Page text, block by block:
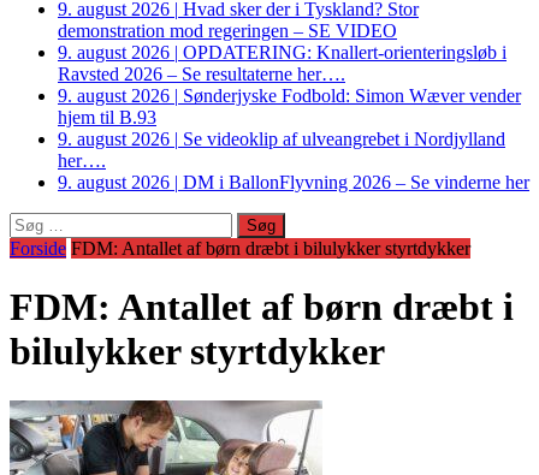
9. august 2026 | Hvad sker der i Tyskland? Stor
demonstration mod regeringen – SE VIDEO
9. august 2026 | OPDATERING: Knallert-orienteringsløb i
Ravsted 2026 – Se resultaterne her….
9. august 2026 | Sønderjyske Fodbold: Simon Wæver vender
hjem til B.93
9. august 2026 | Se videoklip af ulveangrebet i Nordjylland
her….
9. august 2026 | DM i BallonFlyvning 2026 – Se vinderne her
Søg
efter:
Forside FDM: Antallet af børn dræbt i bilulykker styrtdykker
FDM: Antallet af børn dræbt i
bilulykker styrtdykker